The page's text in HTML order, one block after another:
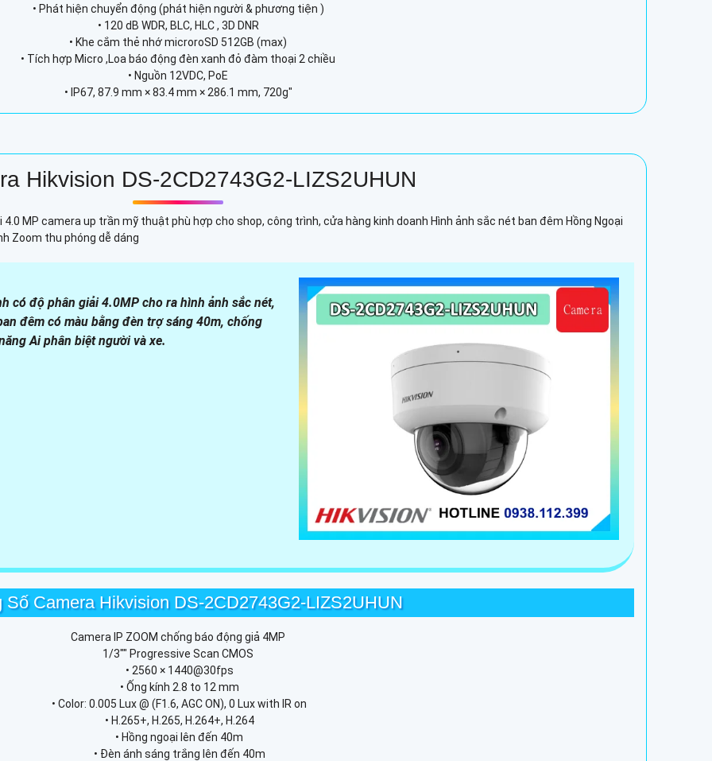
• Phát hiện chuyển động (phát hiện người & phương tiện )
• 120 dB WDR, BLC, HLC , 3D DNR
• Khe cắm thẻ nhớ microroSD 512GB (max)
• Tích hợp Micro ,Loa báo động đèn xanh đỏ đàm thoại 2 chiều
• Nguồn 12VDC, PoE
• IP67, 87.9 mm × 83.4 mm × 286.1 mm, 720g"
Hikvision DS-2CD2743G2-LIZS2UHUN
4.0 MP camera up trần mỹ thuật phù hợp cho shop, công trình, cửa hàng kinh doanh Hình ảnh sắc nét ban đêm Hồng Ngoại
Zoom thu phóng dễ dáng
có độ phân giải 4.0MP cho ra hình ảnh sắc nét,
đêm có màu bằng đèn trợ sáng 40m, chống
Ai phân biệt người và xe.
Số Camera Hikvision DS-2CD2743G2-LIZS2UHUN
Camera IP ZOOM chống báo động giả 4MP
1/3"" Progressive Scan CMOS
• 2560 × 1440@30fps
• Ống kính 2.8 to 12 mm
• Color: 0.005 Lux @ (F1.6, AGC ON), 0 Lux with IR on
• H.265+, H.265, H.264+, H.264
• Hồng ngoại lên đến 40m
• Đèn ánh sáng trắng lên đến 40m